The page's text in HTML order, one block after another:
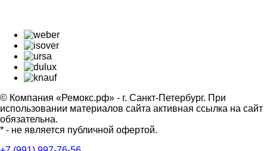
© Компания «Ремокс.рф» - г. Санкт-Петербург. При
использовании материалов сайта активная ссылка на сайт
обязательна.
* - не является публичной офертой.